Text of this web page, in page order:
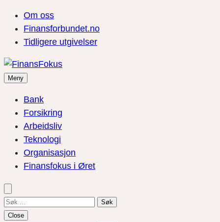
Om oss
Finansforbundet.no
Tidligere utgivelser
Meny
Bank
Forsikring
Arbeidsliv
Teknologi
Organisasjon
Finansfokus i Øret
Søk
etter:
Close